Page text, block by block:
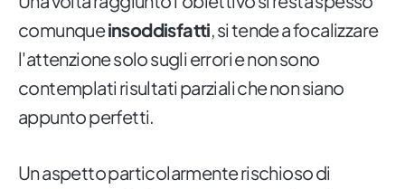
comunqueinsoddisfatti, si tende a focalizzare
l'attenzione solo sugli errori e non sono
contemplati risultati parziali che non siano
appunto perfetti.
Un aspetto particolarmente rischioso di